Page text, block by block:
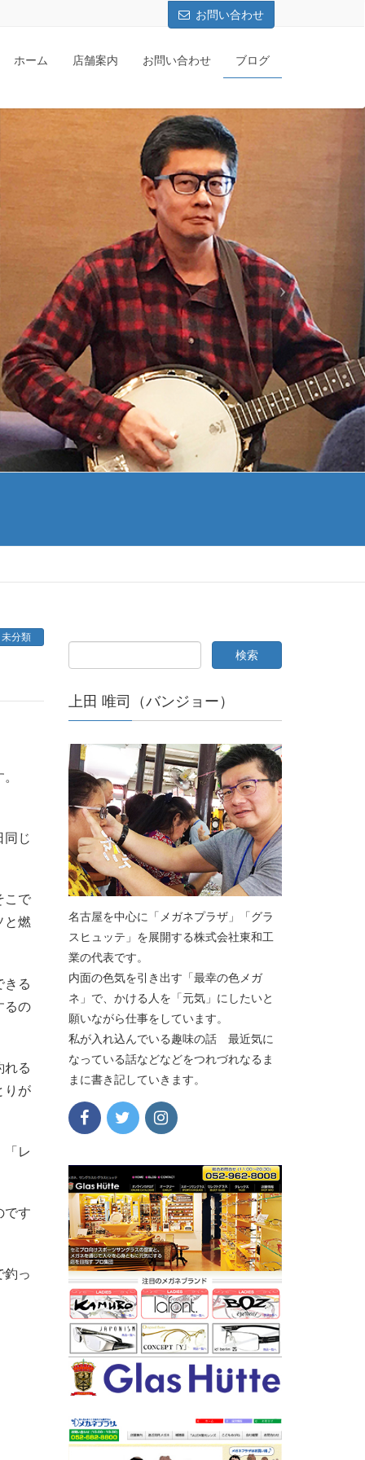
お問い合わせ
ホーム 店舗案内 お問い合わせ ブログ
未分類
。
同じ
こで
と燃
きる
るの
れる
りが
「レ
です
っ
上田 唯司（バンジョー）
名古屋を中心に「メガネプラザ」「グラ
スヒュッテ」を展開する株式会社東和工
業の代表です。
内面の色気を引き出す「最幸の色メガ
ネ」で、かける人を「元気」にしたいと
願いながら仕事をしています。
私が入れ込んでいる趣味の話 最近気に
なっている話などなどをつれづれなるま
まに書き記していきます。